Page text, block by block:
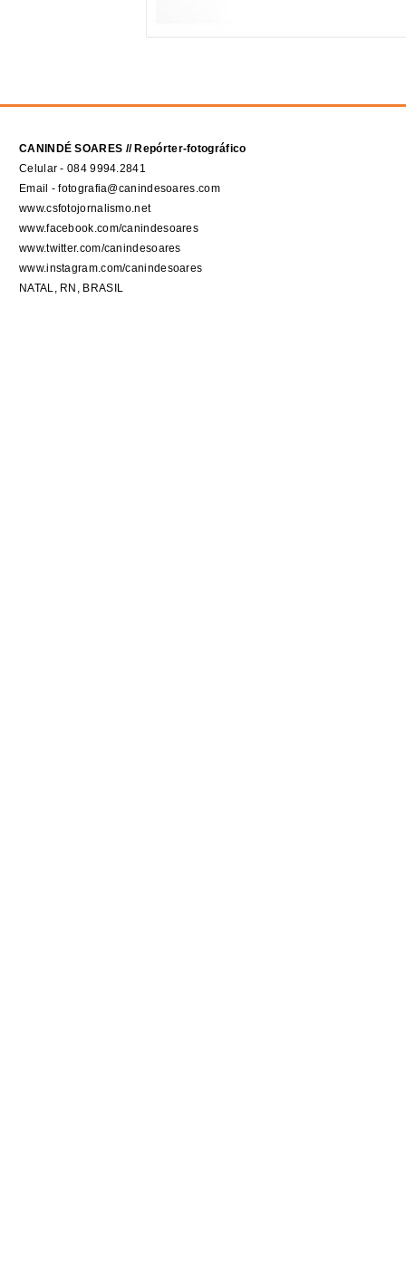
CANINDÉ SOARES // Repórter-fotográfico
Celular - 084 9994.2841
Email - fotografia@canindesoares.com
www.csfotojornalismo.net
www.facebook.com/canindesoares
www.twitter.com/canindesoares
www.instagram.com/canindesoares
NATAL, RN, BRASIL